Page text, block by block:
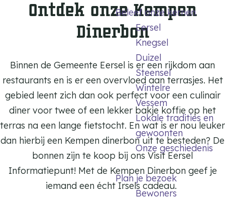
Beleef onze kernen
Eersel
Knegsel
Duizel
Steensel
Wintelre
Vessem
Lokale tradities en
gewoonten
Onze geschiedenis
Plan je bezoek
Bewoners
Ontdek onze Kempen
Dinerbon
Binnen de Gemeente Eersel is er een rijkdom aan
restaurants en is er een overvloed aan terrasjes. Het
gebied leent zich dan ook perfect voor een culinair
diner voor twee of een lekker bakje koffie op het
terras na een lange fietstocht. En wat is er nou leuker
dan hierbij een Kempen dinerbon uit te besteden? De
bonnen zijn te koop bij ons Visit Eersel
Informatiepunt! Met de Kempen Dinerbon geef je
iemand een écht Irsels cadeau.